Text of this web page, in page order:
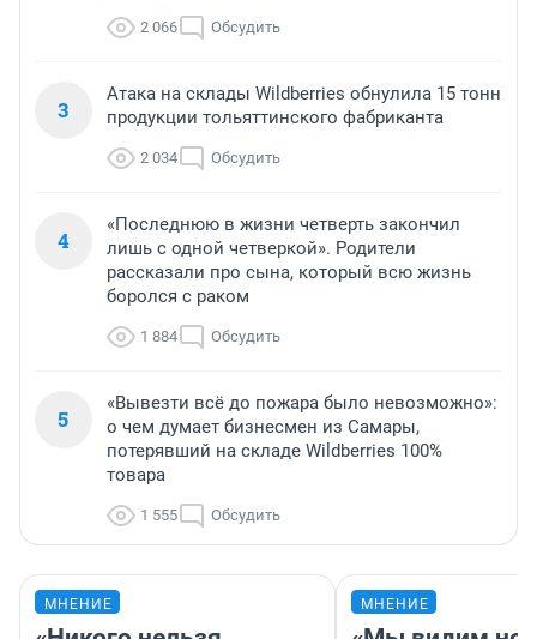
2 066 Обсудить
3
Атака на склады Wildberries обнулила 15 тонн
продукции тольяттинского фабриканта
2 034 Обсудить
4
«Последнюю в жизни четверть закончил
лишь с одной четверкой». Родители
рассказали про сына, который всю жизнь
боролся с раком
1 884 Обсудить
5
«Вывезти всё до пожара было невозможно»:
о чем думает бизнесмен из Самары,
потерявший на складе Wildberries 100%
товара
1 555 Обсудить
МНЕНИЕ МНЕНИЕ